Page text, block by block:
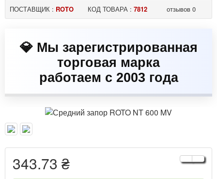
ПОСТАВЩИК : ROTO КОД ТОВАРА : 7812 отзывов 0
💎 Мы зарегистрированная
торговая марка
работаем с 2003 года
343.73 ₴